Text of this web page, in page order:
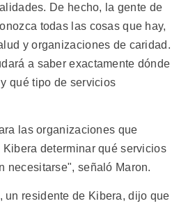
De hecho, la gente de
todas las cosas que hay,
y organizaciones de caridad.
a saber exactamente dónde
qué tipo de servicios
las organizaciones que
determinar qué servicios
necesitarse", señaló Maron.
un residente de Kibera, dijo que